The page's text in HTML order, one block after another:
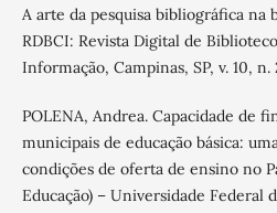
A arte da pesquisa bibliográfica na
RDBCI: Revista Digital de
Informação, Campinas, SP, v. 10, n.
POLENA, Andrea. Capacidade de
municipais de educação básica:
condições de oferta de ensino no
Educação) – Universidade Federal